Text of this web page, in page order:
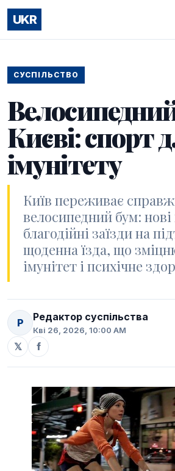
UKR
СУСПІЛЬСТВО
Києві: спорт
імунітету
Київ переживає
велосипедний бум:
благодійні заїзди на
щоденна їзда, що
імунітет і психічне
Р Редактор суспільства
Кві 26, 2026, 10:00 AM
𝕏 f